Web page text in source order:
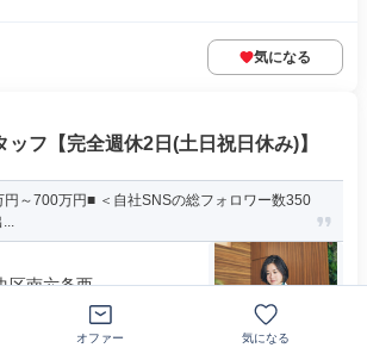
気になる
ッフ【完全週休2日(土日祝日休み)】
～700万円■ ＜自社SNSの総フォロワー数350
...
区南六条西
円
る人物像≫ ・誠実で向上心と学習意欲が高
り、...
オファー 気になる